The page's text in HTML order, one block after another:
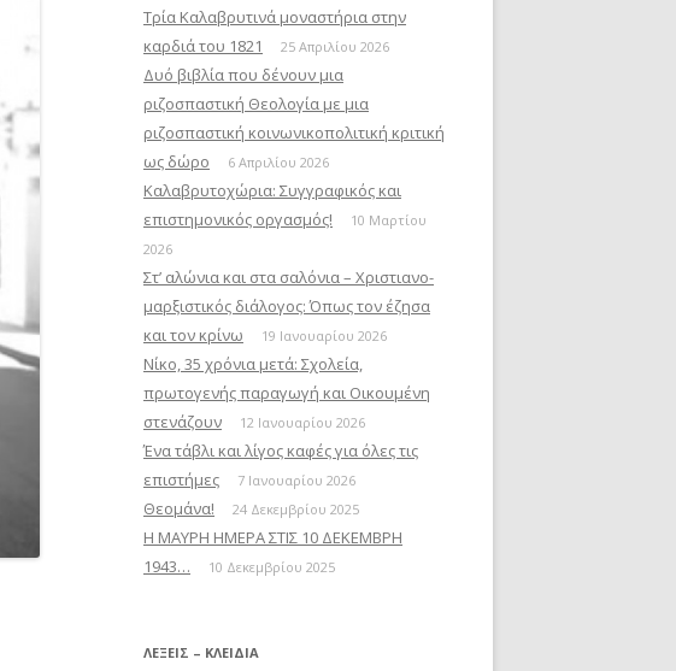
Τρία Καλαβρυτινά μοναστήρια στην
καρδιά του 1821
25 Απριλίου 2026
Δυό βιβλία που δένουν μια
ριζοσπαστική Θεολογία με μια
ριζοσπαστική κοινωνικοπολιτική κριτική
ως δώρο
6 Απριλίου 2026
Καλαβρυτοχώρια: Συγγραφικός και
επιστημονικός οργασμός!
10 Μαρτίου
2026
Στ’ αλώνια και στα σαλόνια – Χριστιανο-
μαρξιστικός διάλογος: Όπως τον έζησα
και τον κρίνω
19 Ιανουαρίου 2026
Νίκο, 35 χρόνια μετά: Σχολεία,
πρωτογενής παραγωγή και Οικουμένη
στενάζουν
12 Ιανουαρίου 2026
Ένα τάβλι και λίγος καφές για όλες τις
επιστήμες
7 Ιανουαρίου 2026
Θεομάνα! 24 Δεκεμβρίου 2025
Η ΜΑΥΡΗ ΗΜΕΡΑ ΣΤΙΣ 10 ΔΕΚΕΜΒΡΗ
1943…
10 Δεκεμβρίου 2025
ΛΈΞΕΙΣ – ΚΛΕΙΔΙΆ